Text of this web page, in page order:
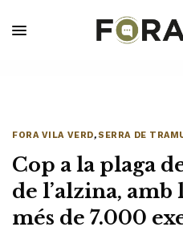
FORA VILA VERD,SERRA DE
Cop a la plaga
de l’alzina, amb
més de 7.000